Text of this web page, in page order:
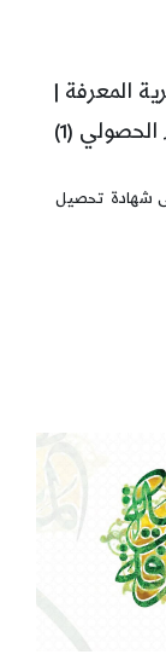
المعرفة |
(1)
شهادة تحصيل